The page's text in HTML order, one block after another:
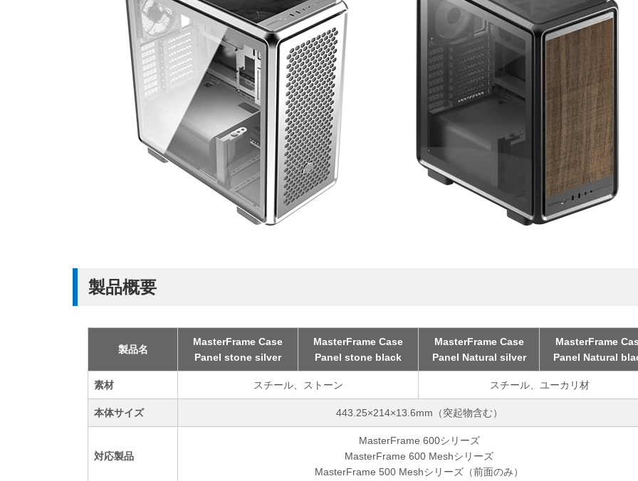
製品概要
製品名
MasterFrame Case
Panel stone silver
MasterFrame Case
Panel stone black
MasterFrame Case
Panel Natural silver
MasterFrame
Panel Natural
素材 スチール、ストーン スチール、ユーカリ材
本体サイズ 443.25×214×13.6mm（突起物含む）
対応製品
MasterFrame 600シリーズ
MasterFrame 600 Meshシリーズ
MasterFrame 500 Meshシリーズ（前面のみ）